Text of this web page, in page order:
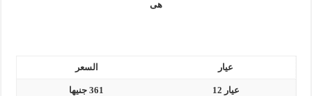
هى
عيار السعر
عيار 12 361 جنيها